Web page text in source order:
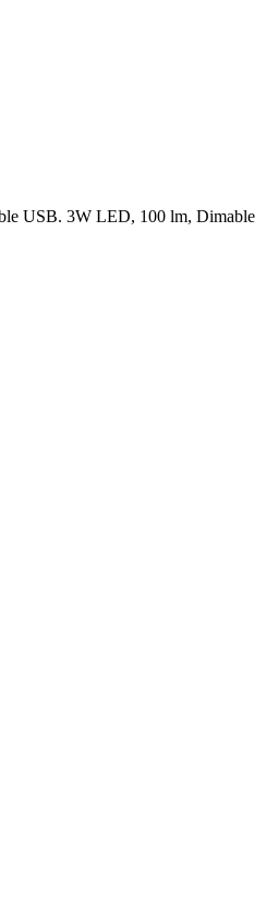
USB. 3W LED, 100 lm, Dimable